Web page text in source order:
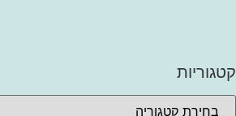
קטגוריות